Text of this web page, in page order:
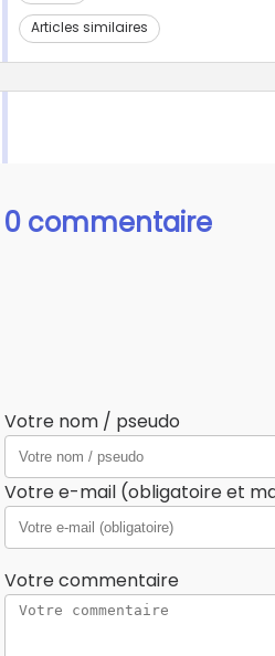
Articles similaires
0 commentaire
Votre nom / pseudo
Votre e-mail (obligatoire et
Votre commentaire